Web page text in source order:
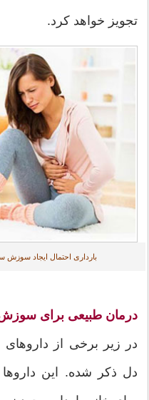
تجويز خواهد كرد.
بارداری احتمال ایجاد سوزش
درمان طبیعی برای
در زیر برخی از
دل ذکر شده. این